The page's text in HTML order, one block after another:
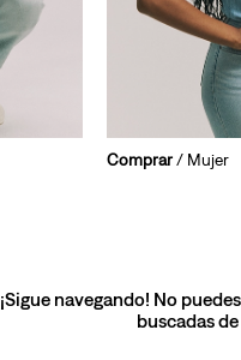
Comprar/ Mujer
¡Sigue navegando! No
buscadas de